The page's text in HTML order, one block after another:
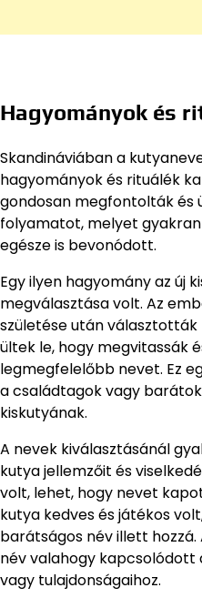
Hagyományok és
Skandináviában a
hagyományok és rituálék
gondosan megfontolták és
folyamatot, melyet
egésze is bevonódott.
Egy ilyen hagyomány az új
megválasztása volt. Az
születése után
ültek le, hogy megvitassák
legmegfelelőbb nevet. Ez
a családtagok vagy
kiskutyának.
A nevek kiválasztásánál
kutya jellemzőit és
volt, lehet, hogy nevet
kutya kedves és játékos
barátságos név illett
név valahogy kapcsolódott
vagy tulajdonságaihoz.